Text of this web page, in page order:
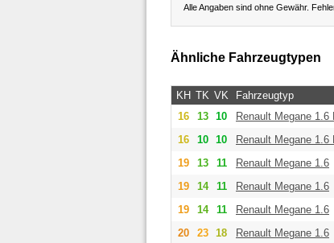
Alle Angaben sind ohne Gewähr.
Ähnliche Fahrzeugtypen
KH TK VK Fahrzeugtyp
16
13 10 Renault Megane 1.6
16
10 10 Renault Megane 1.6
19
13 11 Renault Megane 1.6
19
14 11 Renault Megane 1.6
19
14 11 Renault Megane 1.6
20
23 18 Renault Megane 1.6